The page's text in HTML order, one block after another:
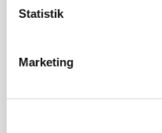
Statistik
Marketing